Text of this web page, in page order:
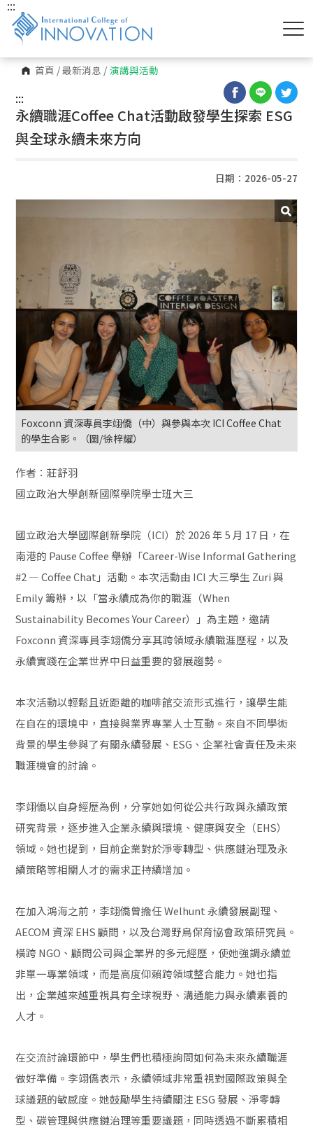
首頁 /最新消息 / 演講與活動
:::
:::
永續職涯Coffee Chat活動啟發學生探索 ESG
與全球永續未來方向
日期：2026-05-27
Foxconn 資深專員李翊僑（中）與參與本次 ICI Coffee Chat
的學生合影。（圖/徐梓耀）
作者：莊舒羽
國立政治大學創新國際學院學士班大三
國立政治大學國際創新學院（ICI）於 2026 年 5 月 17 日，在
南港的 Pause Coffee 舉辦「Career-Wise Informal Gathering
#2 — Coffee Chat」活動。本次活動由 ICI 大三學生 Zuri 與
Emily 籌辦，以「當永續成為你的職涯（When
Sustainability Becomes Your Career）」為主題，邀請
Foxconn 資深專員李翊僑分享其跨領域永續職涯歷程，以及
永續實踐在企業世界中日益重要的發展趨勢。
本次活動以輕鬆且近距離的咖啡館交流形式進行，讓學生能
在自在的環境中，直接與業界專業人士互動。來自不同學術
背景的學生參與了有關永續發展、ESG、企業社會責任及未來
職涯機會的討論。
李翊僑以自身經歷為例，分享她如何從公共行政與永續政策
研究背景，逐步進入企業永續與環境、健康與安全（EHS）
領域。她也提到，目前企業對於淨零轉型、供應鏈治理及永
續策略等相關人才的需求正持續增加。
在加入鴻海之前，李翊僑曾擔任 Welhunt 永續發展副理、
AECOM 資深 EHS 顧問，以及台灣野鳥保育協會政策研究員。
橫跨 NGO、顧問公司與企業界的多元經歷，使她強調永續並
非單一專業領域，而是高度仰賴跨領域整合能力。她也指
出，企業越來越重視具有全球視野、溝通能力與永續素養的
人才。
在交流討論環節中，學生們也積極詢問如何為未來永續職涯
做好準備。李翊僑表示，永續領域非常重視對國際政策與全
球議題的敏感度。她鼓勵學生持續關注 ESG 發展、淨零轉
型、碳管理與供應鏈治理等重要議題，同時透過不斷累積相